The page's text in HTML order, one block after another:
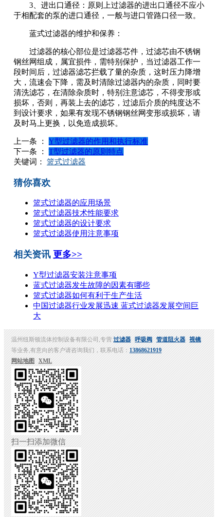
3、进出口通径：原则上过滤器的进出口通径不应小
于相配套的泵的进口通径，一般与进口管路口径一致。
蓝式过滤器的维护和保养：
过滤器的核心部位是过滤器芯件，过滤芯由不锈钢
钢丝网组成，属宜损件，需特别保护，当过滤器工作一
段时间后，过滤器滤芯拦载了量的杂质，这时压力降增
大，流速会下降，需及时清除过滤器内的杂质，同时要
清洗滤芯，在清除杂质时，特别注意滤芯，不得变形或
损坏，否则，再装上去的滤芯，过滤后介质的纯度达不
到设计要求，如果有发现不锈钢钢丝网变形或损坏，请
及时马上更换，以免造成损坏。
上一条 ：
Y型过滤器的作用和执行标准
下一条 ：
T型过滤器的原则特点
关键词： 篮式过滤器
猜你喜欢
篮式过滤器的应用场景
篮式过滤器技术性能要求
篮式过滤器的设计要求
篮式过滤器使用注意事项
相关资讯 更多>>
Y型过滤器安装注意事项
蓝式过滤器发生故障的因素有哪些
篮式过滤器如何有利于生产生活
中国过滤器行业发展迅速 蓝式过滤器发展空间巨
大
温州纽斯顿流体控制设备有限公司,专营 过滤器 呼吸阀 管道阻火器 视镜
等业务,有意向的客户请咨询我们，联系电话： 13868621919
网站地图
XML
扫一扫添加微信